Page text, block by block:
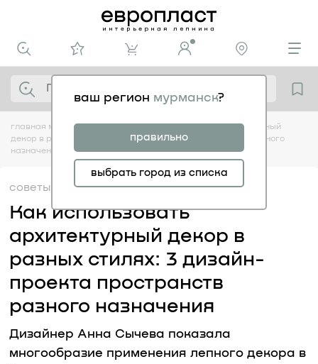
ваш регион мурманск?
правильно
выбрать город из списка
главная медиацентр советы как использовать архитектурный
декор в разных стилях: 3 дизайн-проекта пространств разного
назначения
советы 20.06
Как использовать
архитектурный декор в
разных стилях: 3 дизайн-
проекта пространств
разного назначения
Дизайнер Анна Сычева показала
многообразие применения лепного декора в